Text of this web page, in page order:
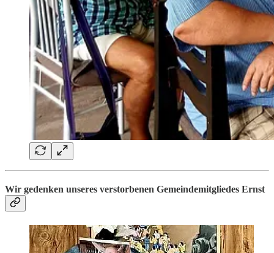
Wir gedenken unseres verstorbenen Gemeindemitgliedes Ernst